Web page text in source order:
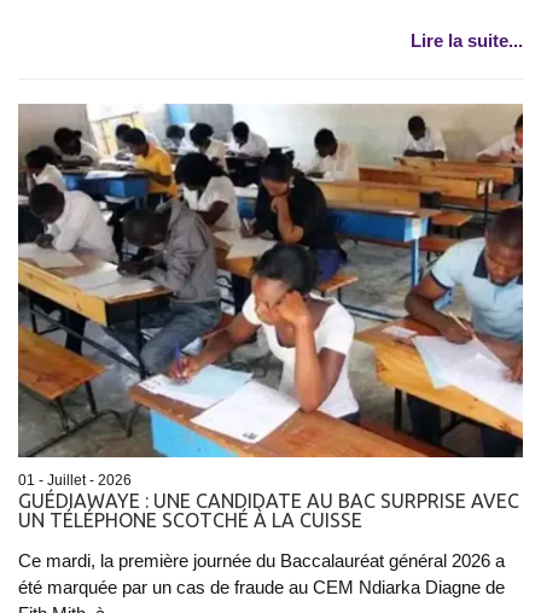
Lire la suite...
01 - Juillet - 2026
GUÉDIAWAYE : UNE CANDIDATE AU BAC SURPRISE AVEC
UN TÉLÉPHONE SCOTCHÉ À LA CUISSE
Ce mardi, la première journée du Baccalauréat général 2026 a
été marquée par un cas de fraude au CEM Ndiarka Diagne de